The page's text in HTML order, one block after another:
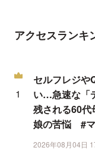
アクセスランキ
セルフレジや
い…急速な「
残される60代
娘の苦悩 #
2026年08月04日